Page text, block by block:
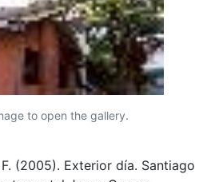
to open the gallery.
(2005). Exterior día. Santiago